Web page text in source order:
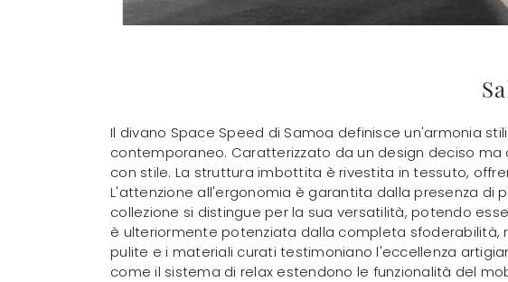
Il divano Space Speed di Samoa definisce un'armonia
contemporaneo. Caratterizzato da un design deciso
con stile. La struttura imbottita è rivestita in tessuto,
L'attenzione all'ergonomia è garantita dalla presenza di
collezione si distingue per la sua versatilità, potendo
è ulteriormente potenziata dalla completa
pulite e i materiali curati testimoniano l'eccellenza
come il sistema di relax estendono le funzionalità del